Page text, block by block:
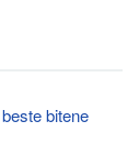
bitene